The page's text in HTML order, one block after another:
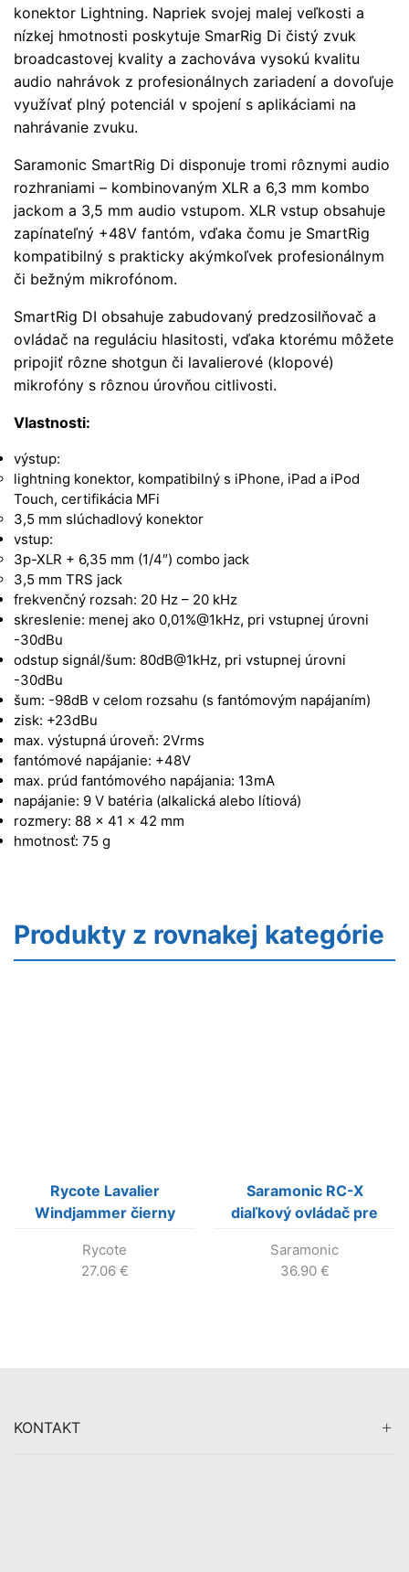
konektor Lightning. Napriek svojej malej veľkosti a
nízkej hmotnosti poskytuje SmarRig Di čistý zvuk
broadcastovej kvality a zachováva vysokú kvalitu
audio nahrávok z profesionálnych zariadení a dovoľuje
využívať plný potenciál v spojení s aplikáciami na
nahrávanie zvuku.
Saramonic SmartRig Di disponuje tromi rôznymi audio
rozhraniami – kombinovaným XLR a 6,3 mm kombo
jackom a 3,5 mm audio vstupom. XLR vstup obsahuje
zapínateľný +48V fantóm, vďaka čomu je SmartRig
kompatibilný s prakticky akýmkoľvek profesionálnym
či bežným mikrofónom.
SmartRig DI obsahuje zabudovaný predzosilňovač a
ovládač na reguláciu hlasitosti, vďaka ktorému môžete
pripojiť rôzne shotgun či lavalierové (klopové)
mikrofóny s rôznou úrovňou citlivosti.
Vlastnosti:
výstup:
lightning konektor, kompatibilný s iPhone, iPad a iPod
Touch, certifikácia MFi
3,5 mm slúchadlový konektor
vstup:
3p-XLR + 6,35 mm (1/4″) combo jack
3,5 mm TRS jack
frekvenčný rozsah: 20 Hz – 20 kHz
skreslenie: menej ako 0,01%@1kHz, pri vstupnej úrovni
-30dBu
odstup signál/šum: 80dB@1kHz, pri vstupnej úrovni
-30dBu
šum: -98dB v celom rozsahu (s fantómovým napájaním)
zisk: +23dBu
max. výstupná úroveň: 2Vrms
fantómové napájanie: +48V
max. prúd fantómového napájania: 13mA
napájanie: 9 V batéria (alkalická alebo lítiová)
rozmery: 88 x 41 x 42 mm
hmotnosť: 75 g
Produkty z rovnakej kategórie
Rycote Lavalier
Windjammer čierny
Rycote
27.06 €
Saramonic RC-X
diaľkový ovládač pre
Saramonic
36.90 €
KONTAKT